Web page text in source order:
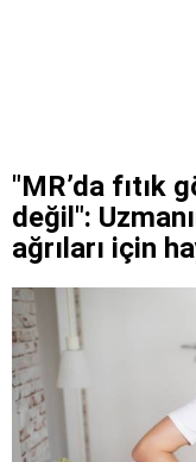
"MR’da fıtık
değil":
ağrıları için